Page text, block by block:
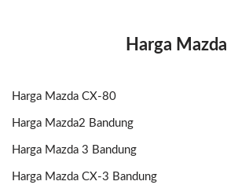
Harga Mazda
Harga Mazda CX-80
Harga Mazda2 Bandung
Harga Mazda 3 Bandung
Harga Mazda CX-3 Bandung